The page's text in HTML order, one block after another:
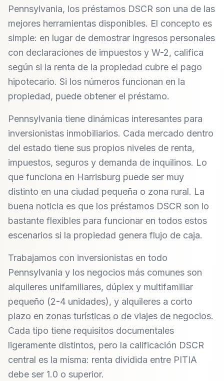
Pennsylvania, los préstamos DSCR son una de las
mejores herramientas disponibles. El concepto es
simple: en lugar de demostrar ingresos personales
con declaraciones de impuestos y W-2, califica
según si la renta de la propiedad cubre el pago
hipotecario. Si los números funcionan en la
propiedad, puede obtener el préstamo.
Pennsylvania tiene dinámicas interesantes para
inversionistas inmobiliarios. Cada mercado dentro
del estado tiene sus propios niveles de renta,
impuestos, seguros y demanda de inquilinos. Lo
que funciona en Harrisburg puede ser muy
distinto en una ciudad pequeña o zona rural. La
buena noticia es que los préstamos DSCR son lo
bastante flexibles para funcionar en todos estos
escenarios si la propiedad genera flujo de caja.
Trabajamos con inversionistas en todo
Pennsylvania y los negocios más comunes son
alquileres unifamiliares, dúplex y multifamiliar
pequeño (2-4 unidades), y alquileres a corto
plazo en zonas turísticas o de viajes de negocios.
Cada tipo tiene requisitos documentales
ligeramente distintos, pero la calificación DSCR
central es la misma: renta dividida entre PITIA
debe ser 1.0 o superior.